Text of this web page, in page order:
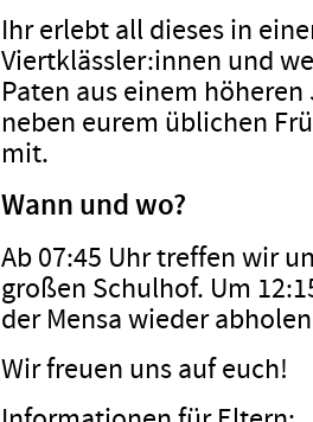
Ihr erlebt all dieses in
Viertklässler:innen und
Paten aus einem
neben eurem üblichen
mit.
Wann und wo?
Ab 07:45 Uhr treffen wir
großen Schulhof. Um
der Mensa wieder
Wir freuen uns auf euch!